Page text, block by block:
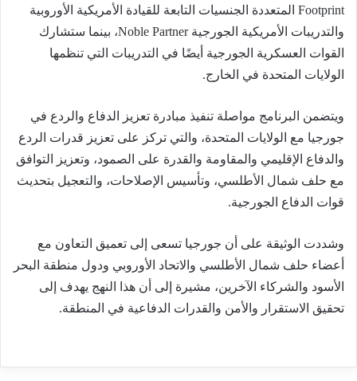
Footprint المتعددة الجنسيات التابعة للقيادة الأمريكية الأوروبية
والتدريبات الأمريكية الجورجية Noble Partner، بينما ستشارك
القوات العسكرية الجورجية أيضًا في التدريبات التي تنظمها
الولايات المتحدة في الخارج.
ويتضمن البرنامج مواصلة تنفيذ مبادرة تعزيز الدفاع والردع في
جورجيا مع الولايات المتحدة، والتي تركز على تعزيز قدرات الردع
والدفاع الإقليمي والمقاومة والقدرة على الصمود، وتعزيز التوافق
مع حلف شمال الأطلسي، وتأسيس الإصلاحات، والتعجيل بتحديث
قوات الدفاع الجورجية.
وشددت الوثيقة على أن جورجيا تسعى إلى تعميق التعاون مع
أعضاء حلف شمال الأطلسي والاتحاد الأوروبي ودول منطقة البحر
الأسود والشركاء الآخرين، مشيرة إلى أن هذا النهج يهدف إلى
تحقيق الاستقرار والأمن والقدرات الدفاعية في المنطقة.